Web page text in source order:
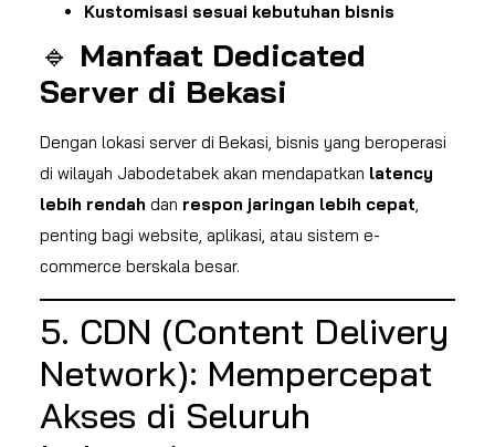
Kustomisasi sesuai kebutuhan bisnis
🔹 Manfaat Dedicated
Server di Bekasi
Dengan lokasi server di Bekasi, bisnis yang beroperasi
di wilayah Jabodetabek akan mendapatkan latency
lebih rendah dan respon jaringan lebih cepat,
penting bagi website, aplikasi, atau sistem e-
commerce berskala besar.
5. CDN (Content Delivery
Network): Mempercepat
Akses di Seluruh